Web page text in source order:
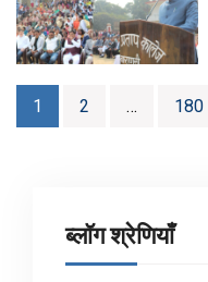
Posts
1 2 … 180
ब्लॉग श्रेणियाँ